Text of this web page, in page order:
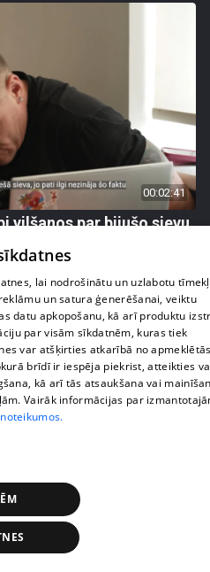
00:02:41
vilšanos par bijušo sievu
Magoni uz Kurzemes
lai nodrošinātu un uzlabotu
un satura ģenerēšanai, veiktu
datu apkopošanu, kā arī produktu
par visām sīkdatnēm, kuras tiek
var atšķirties atkarībā no
brīdī ir iespēja piekrist, atteikties
kā arī tās atsaukšana vai
Vairāk informācijas par